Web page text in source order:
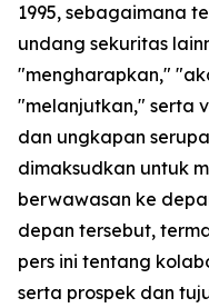
1995, sebagaimana
undang sekuritas
"mengharapkan,"
"melanjutkan," serta
dan ungkapan
dimaksudkan untuk
berwawasan ke
depan tersebut,
pers ini tentang
serta prospek dan